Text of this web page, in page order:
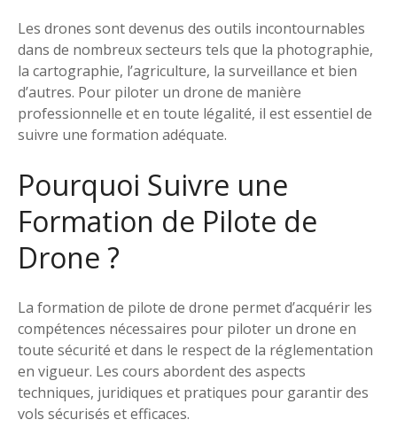
Les drones sont devenus des outils incontournables
dans de nombreux secteurs tels que la photographie,
la cartographie, l’agriculture, la surveillance et bien
d’autres. Pour piloter un drone de manière
professionnelle et en toute légalité, il est essentiel de
suivre une formation adéquate.
Pourquoi Suivre une
Formation de Pilote de
Drone ?
La formation de pilote de drone permet d’acquérir les
compétences nécessaires pour piloter un drone en
toute sécurité et dans le respect de la réglementation
en vigueur. Les cours abordent des aspects
techniques, juridiques et pratiques pour garantir des
vols sécurisés et efficaces.